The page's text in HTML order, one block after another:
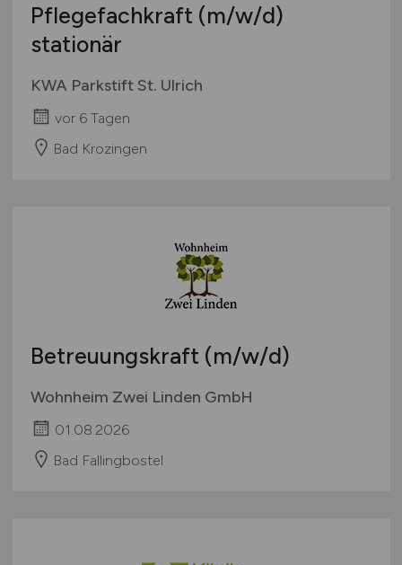
Pflegefachkraft (m/w/d)
stationär
KWA Parkstift St. Ulrich
vor 6 Tagen
Bad Krozingen
Betreuungskraft (m/w/d)
Wohnheim Zwei Linden GmbH
01.08.2026
Bad Fallingbostel